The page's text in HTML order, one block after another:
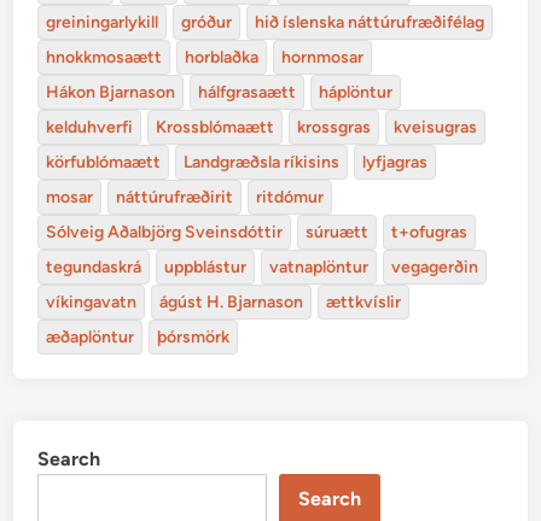
greiningarlykill
gróður
hið íslenska náttúrufræðifélag
hnokkmosaætt
horblaðka
hornmosar
Hákon Bjarnason
hálfgrasaætt
háplöntur
kelduhverfi
Krossblómaætt krossgras
kveisugras
körfublómaætt
Landgræðsla ríkisins
lyfjagras
mosar
náttúrufræðirit
ritdómur
Sólveig Aðalbjörg Sveinsdóttir
súruætt
t+ofugras
tegundaskrá
uppblástur vatnaplöntur
vegagerðin
víkingavatn
ágúst H. Bjarnason
ættkvíslir
æðaplöntur
þórsmörk
Search
Search